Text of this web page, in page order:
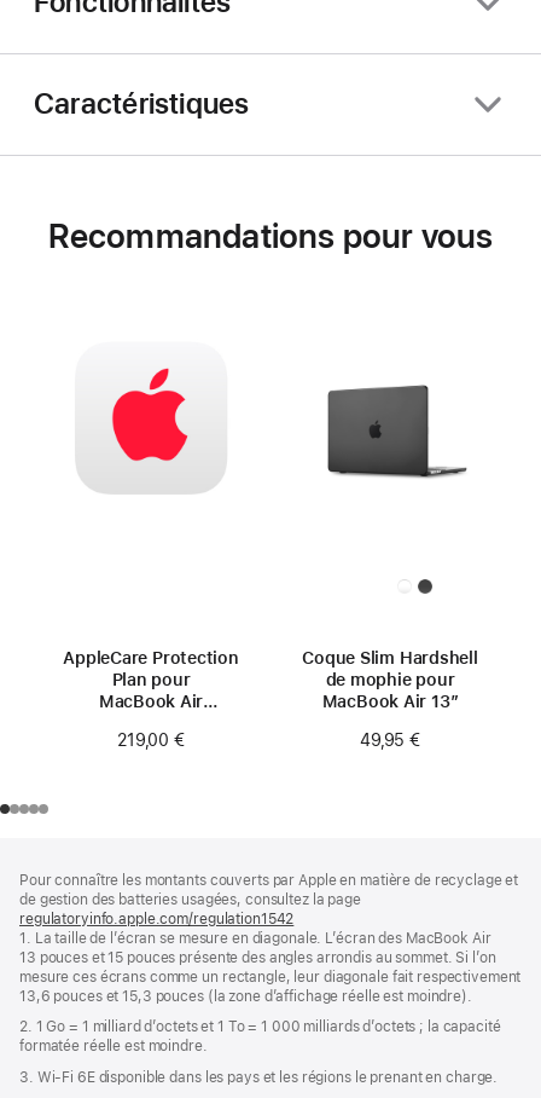
Caractéristiques
Recommandations pour vous
AppleCare Protection
Plan pour
MacBook Air
219,00 €
Coque Slim Hardshell
de mophie pour
MacBook Air 13″
49,95 €
de
page
de
bas
de
page
Pour connaître les montants couverts par Apple en matière de recyclage et
de gestion des batteries usagées, consultez la page
regulatoryinfo.apple.com/regulation1542
dans
une
nouvelle
fenêtre)
1. La taille de l’écran se mesure en diagonale. L’écran des MacBook Air
13 pouces et 15 pouces présente des angles arrondis au sommet. Si l’on
mesure ces écrans comme un rectangle, leur diagonale fait respectivement
13,6 pouces et 15,3 pouces (la zone d’affichage réelle est moindre).
2. 1 Go = 1 milliard d’octets et 1 To = 1 000 milliards d’octets ; la capacité
formatée réelle est moindre.
3. Wi-Fi 6E disponible dans les pays et les régions le prenant en charge.